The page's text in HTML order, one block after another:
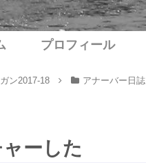
プロフィール
ン2017-18 アナーバー日誌
ーした